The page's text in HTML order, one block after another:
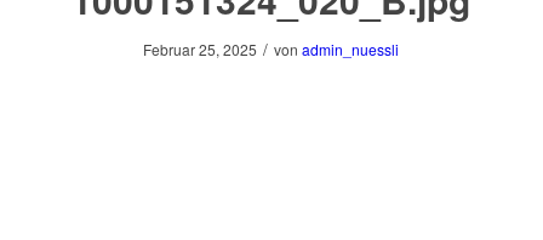
Februar 25, 2025 / vonadmin_nuessli